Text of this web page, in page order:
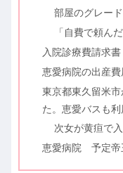
部屋のグレー
「自費で頼ん
入院診療費請求
恵愛病院の出産
東京都東久留米
た。恵愛バスも利
次女が黄疸で
恵愛病院 予定帝